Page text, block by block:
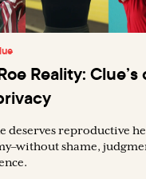
Reality:
deserves reproductive
shame,